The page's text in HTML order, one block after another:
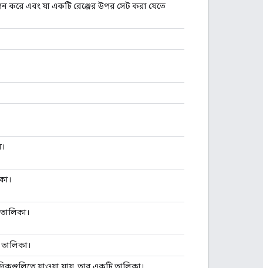
করে এবং যা একটি রেঞ্জের উপর সেট করা যেতে